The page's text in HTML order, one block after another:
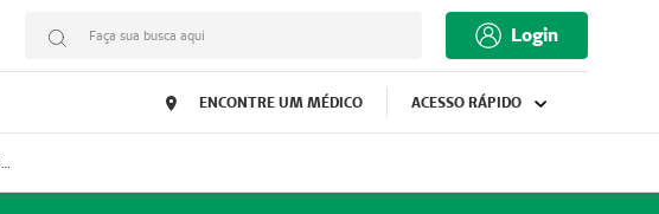
Faça sua busca aqui Login
ENCONTRE UM MÉDICO ACESSO RÁPIDO
Prestador Oncoped Serviços Médicos (51004335-0)